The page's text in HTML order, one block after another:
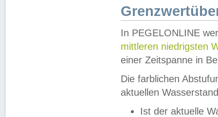
In PEGELONLINE
mittleren niedrigsten
einer Zeitspanne in
Die farblichen
aktuellen
Ist der aktuelle